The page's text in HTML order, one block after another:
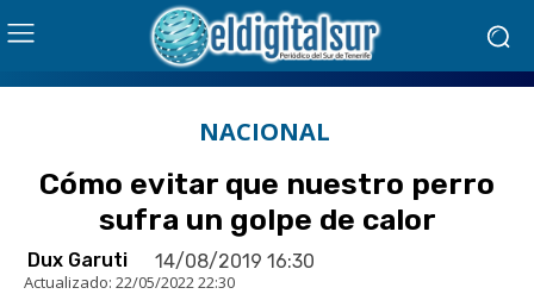
NACIONAL
Cómo evitar que nuestro perro
sufra un golpe de calor
Dux Garuti 14/08/2019 16:30
Actualizado: 22/05/2022 22:30